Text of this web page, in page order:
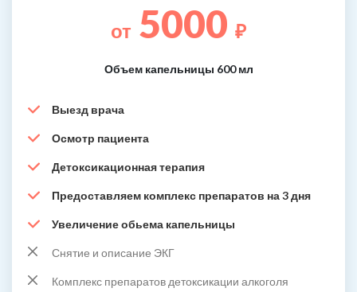
от 5000 ₽
Объем капельницы 600 мл
Выезд врача
Осмотр пациента
Детоксикационная терапия
Предоставляем комплекс препаратов на 3 дня
Увеличение обьема капельницы
Снятие и описание ЭКГ
Комплекс препаратов детоксикации алкоголя